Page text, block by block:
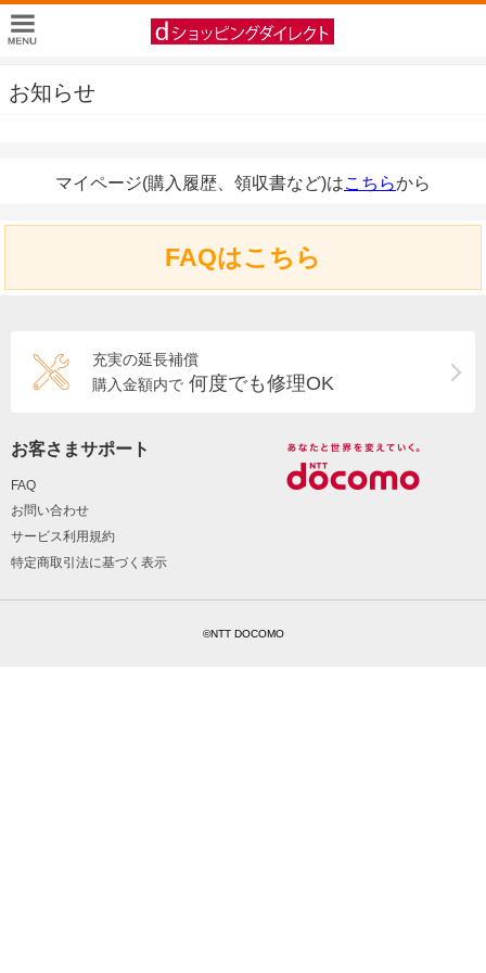
お知らせ
マイページ(購入履歴、領収書など)はこちらから
FAQはこちら
充実の延長補償
購入金額内で 何度でも修理OK
お客さまサポート
FAQ
お問い合わせ
サービス利用規約
特定商取引法に基づく表示
©NTT DOCOMO